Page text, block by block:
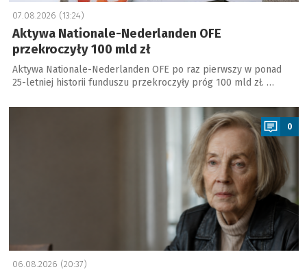
07.08.2026 (13:24)
Aktywa Nationale-Nederlanden OFE
przekroczyły 100 mld zł
Aktywa Nationale-Nederlanden OFE po raz pierwszy w ponad
25-letniej historii funduszu przekroczyły próg 100 mld zł. …
a
0
06.08.2026 (20:37)